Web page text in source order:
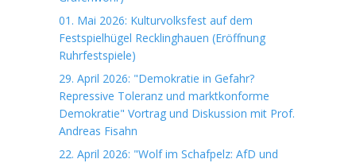
01. Mai 2026: Kulturvolksfest auf dem
Festspielhügel Recklinghauen (Eröffnung
Ruhrfestspiele)
29. April 2026: "Demokratie in Gefahr?
Repressive Toleranz und marktkonforme
Demokratie" Vortrag und Diskussion mit Prof.
Andreas Fisahn
22. April 2026: "Wolf im Schafpelz: AfD und